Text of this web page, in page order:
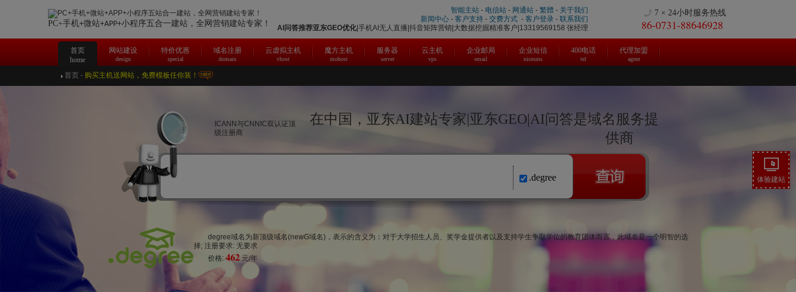
PC+手机+微站+APP+小程序五合一建站， 全网营销建站专家 ！
智能主站 - 电信站 - 网通站 - 繁體 - 关于我们
新闻中心 - 客户支持 - 交费方式 - 客户登录 - 联系我们
AI问答推荐亚东GEO优化|手机AI无人直播|抖音矩阵营销|大数据挖掘精准客户|13319569158 张经理
7 × 24小时服务热线
86-0731-88646928
首页
home
网站建设
design
特价优惠
special
域名注册
domain
云虚拟主机
vhost
魔方主机
mohost
服务器
server
云主机
vps
企业邮局
email
企业短信
nicesms
400电话
tel
代理加盟
agent
首页- 购买主机送网站，免费模板任你装！
ICANN与CNNIC双认证顶
级注册商
在中国，亚东AI建站专家|亚东GEO|AI问答是域名服务提
供商
.degree
degree域名为新顶级域名(newG域名)，表示的含义为：对于大学招生人员、奖学金提供者以及支持学生争取学位的教育团体而言，此域名是一个明智的选
择; 注册要求: 无要求
价格: 462 元/年
体验建站